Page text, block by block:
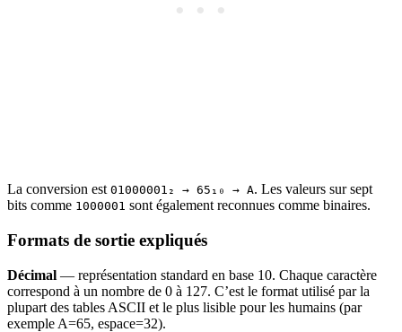
La conversion est 01000001₂ → 65₁₀ → A. Les valeurs sur sept
bits comme 1000001 sont également reconnues comme binaires.
Formats de sortie expliqués
Décimal — représentation standard en base 10. Chaque caractère
correspond à un nombre de 0 à 127. C’est le format utilisé par la
plupart des tables ASCII et le plus lisible pour les humains (par
exemple A=65, espace=32).